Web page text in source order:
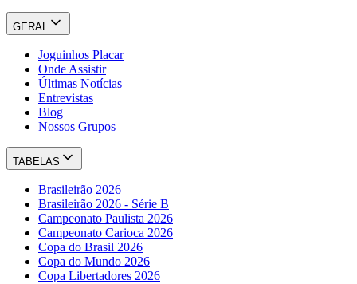
GERAL
Joguinhos Placar
Onde Assistir
Últimas Notícias
Entrevistas
Blog
Nossos Grupos
TABELAS
Brasileirão 2026
Brasileirão 2026 - Série B
Campeonato Paulista 2026
Campeonato Carioca 2026
Copa do Brasil 2026
Copa do Mundo 2026
Copa Libertadores 2026